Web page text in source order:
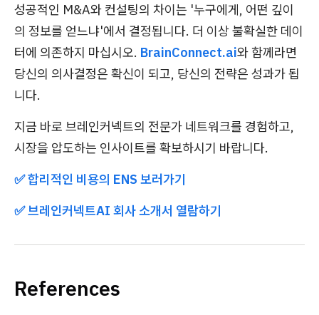
성공적인 M&A와 컨설팅의 차이는 '누구에게, 어떤 깊이
의 정보를 얻느냐'에서 결정됩니다. 더 이상 불확실한 데이
터에 의존하지 마십시오. BrainConnect.ai와 함께라면
당신의 의사결정은 확신이 되고, 당신의 전략은 성과가 됩
니다.
지금 바로 브레인커넥트의 전문가 네트워크를 경험하고,
시장을 압도하는 인사이트를 확보하시기 바랍니다.
✅ 합리적인 비용의 ENS 보러가기
✅ 브레인커넥트AI 회사 소개서 열람하기
References